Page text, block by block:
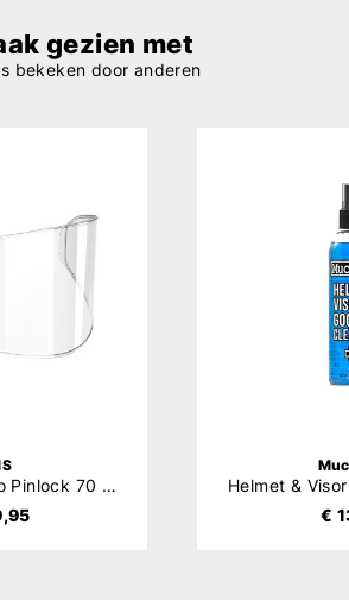
gezien met
bekeken door anderen
Hexago / Aperio Pinlock 70 (DKS002)
€